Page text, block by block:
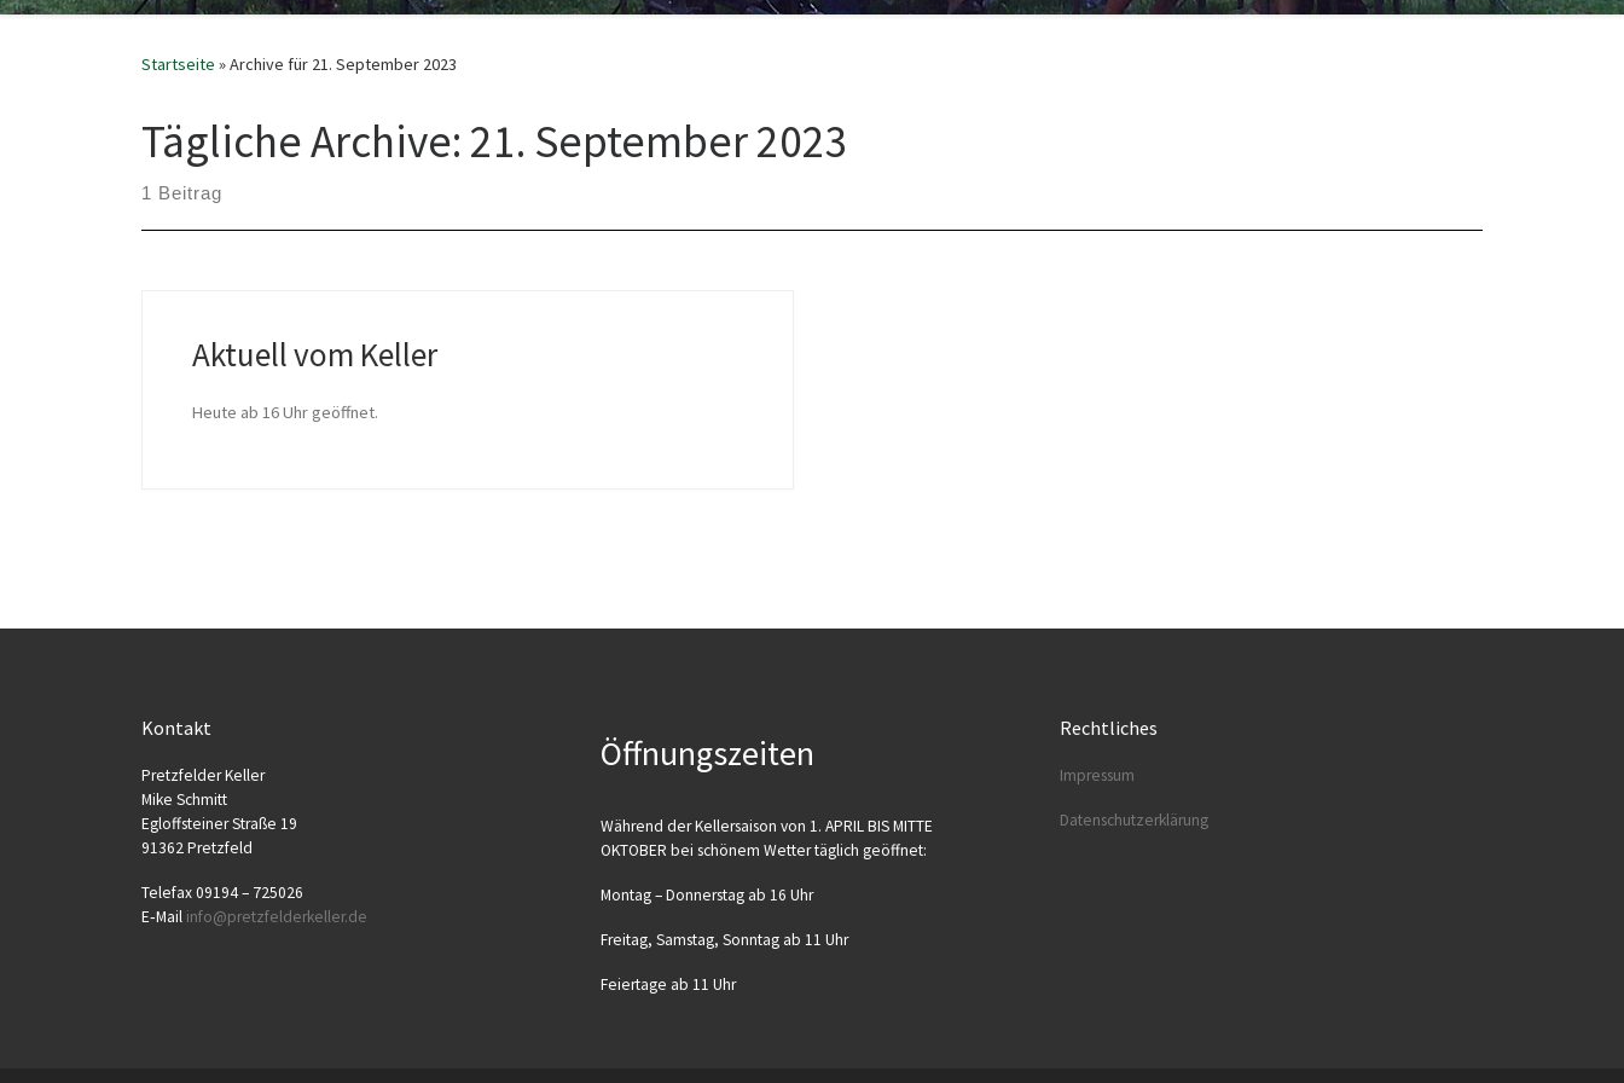
Startseite »Archive für 21. September 2023
Tägliche Archive: 21. September 2023
1 Beitrag
Aktuell vom Keller
Heu­te ab 16 Uhr geöffnet.
Kontakt
Pretz­fel­der Keller
Mike Schmitt
Egloff­stei­ner Stra­ße 19
91362 Pretzfeld
Tele­fax 09194 – 725026
E‑Mail info@​pretzfelderkeller.​de
Öffnungszeiten
Wäh­rend der Kel­ler­sai­son von 1. APRIL BIS MITTE
OKTOBER bei schö­nem Wet­ter täg­lich geöffnet:
Mon­tag – Don­ners­tag ab 16 Uhr
Frei­tag, Sams­tag, Sonn­tag ab 11 Uhr
Fei­er­ta­ge ab 11 Uhr
Rechtliches
Impres­sum
Daten­schutz­er­klä­rung